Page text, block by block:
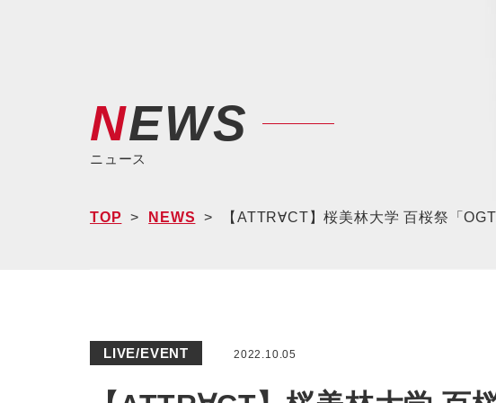
NEWS
ニュース
TOP NEWS 【ATTR∀CT】桜美林大学 百桜祭「
LIVE/EVENT 2022.10.05